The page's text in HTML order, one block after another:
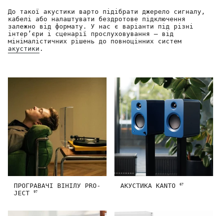
До такої акустики варто підібрати джерело сигналу,
кабелі або налаштувати бездротове підключення
залежно від формату. У нас є варіанти під різні
інтер’єри і сценарії прослуховування — від
мінімалістичних рішень до повноцінних систем
акустики .
ПРОГРАВАЧІ ВІНІЛУ PRO-
JECT
97
АКУСТИКА KANTO 67